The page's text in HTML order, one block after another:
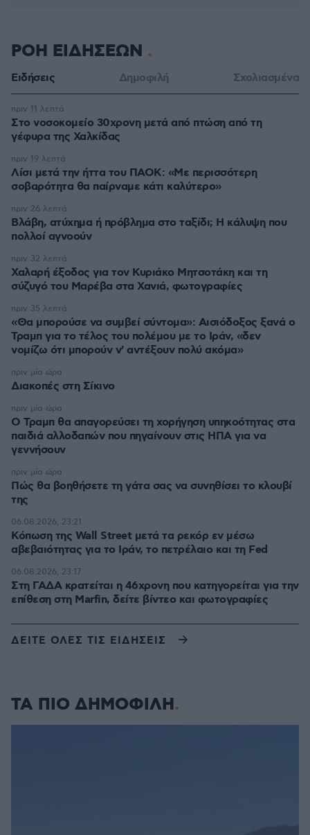
ΡΟΗ ΕΙΔΗΣΕΩΝ
Ειδήσεις Δημοφιλή Σχολιασμένα
Στο νοσοκομείο 30χρονη μετά από πτώση από τη
γέφυρα της Χαλκίδας
πριν 11 λεπτά
Λίσι μετά την ήττα του ΠΑΟΚ: «Με περισσότερη
σοβαρότητα θα παίρναμε κάτι καλύτερο»
πριν 19 λεπτά
Βλάβη, ατύχημα ή πρόβλημα στο ταξίδι; Η κάλυψη που
πολλοί αγνοούν
πριν 26 λεπτά
Χαλαρή έξοδος για τον Κυριάκο Μητσοτάκη και τη
σύζυγό του Μαρέβα στα Χανιά, φωτογραφίες
πριν 32 λεπτά
«Θα μπορούσε να συμβεί σύντομα»: Αισιόδοξος ξανά ο
Τραμπ για το τέλος του πολέμου με το Ιράν, «δεν
νομίζω ότι μπορούν ν' αντέξουν πολύ ακόμα»
πριν 35 λεπτά
Διακοπές στη Σίκινο
πριν μία ώρα
Ο Τραμπ θα απαγορεύσει τη χορήγηση υπηκοότητας στα
παιδιά αλλοδαπών που πηγαίνουν στις ΗΠΑ για να
γεννήσουν
πριν μία ώρα
Πώς θα βοηθήσετε τη γάτα σας να συνηθίσει το κλουβί
της
πριν μία ώρα
Κόπωση της Wall Street μετά τα ρεκόρ εν μέσω
αβεβαιότητας για το Ιράν, το πετρέλαιο και τη Fed
06.08.2026, 23:21
Στη ΓΑΔΑ κρατείται η 46χρονη που κατηγορείται για την
επίθεση στη Marfin, δείτε βίντεο και φωτογραφίες
06.08.2026, 23:17
ΔΕΙΤΕ ΟΛΕΣ ΤΙΣ ΕΙΔΗΣΕΙΣ
ΤΑ ΠΙΟ ΔΗΜΟΦΙΛΗ